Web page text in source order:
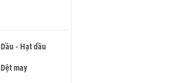
Dầu - Hạt dầu
Dệt may